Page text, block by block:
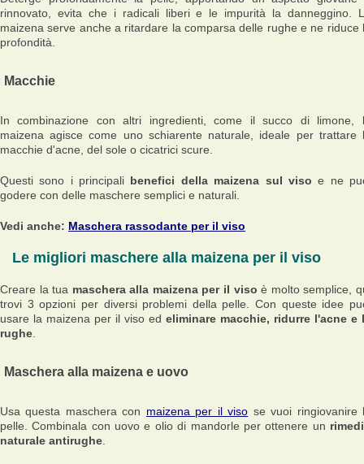
rinnovato, evita che i radicali liberi e le impurità la danneggino.
maizena serve anche a ritardare la comparsa delle rughe e ne riduce
profondità.
Macchie
In combinazione con altri ingredienti, come il succo di limone,
maizena agisce come uno schiarente naturale, ideale per trattare
macchie d'acne, del sole o cicatrici scure.
Questi sono i principali benefici della maizena sul viso e ne
godere con delle maschere semplici e naturali.
Vedi anche: Maschera rassodante per il viso
Le migliori maschere alla maizena per il viso
Creare la tua maschera alla maizena per il viso è molto semplice,
trovi 3 opzioni per diversi problemi della pelle. Con queste idee
usare la maizena per il viso ed eliminare macchie, ridurre l'acne e
rughe
Maschera alla maizena e uovo
Usa questa maschera con maizena per il viso se vuoi ringiovanire
pelle. Combinala con uovo e olio di mandorle per ottenere un
naturale antirughe